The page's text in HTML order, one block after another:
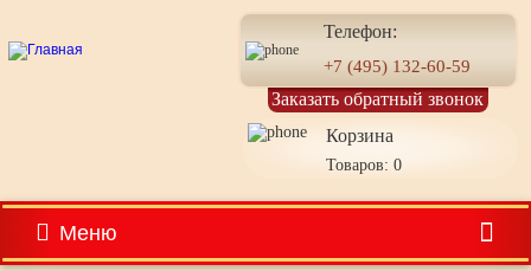
Телефон:
+7 (495) 132-60-59
Заказать обратный звонок
Корзина
Товаров: 0
Меню